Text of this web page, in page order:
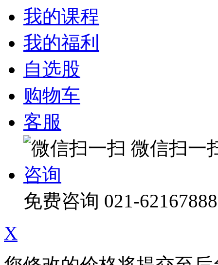
我的课程
我的福利
自选股
购物车
客服
微信扫一
咨询
免费咨询 021-62167888
X